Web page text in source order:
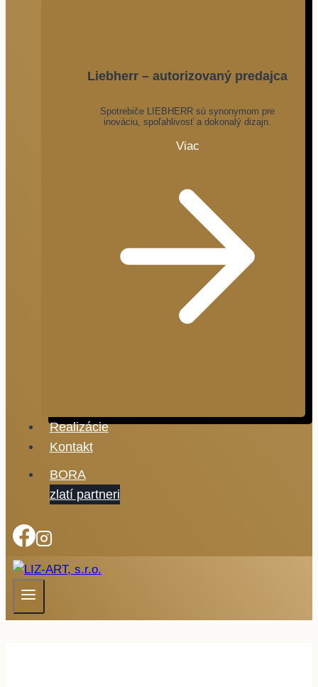
Liebherr – autorizovaný predajca
Spotrebiče LIEBHERR sú synonymom pre
inováciu, spoľahlivosť a dokonalý dizajn.
Viac
Realizácie
Kontakt
BORA
zlatí partneri